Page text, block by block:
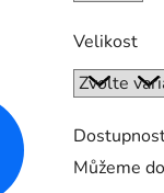
Velikost
Můžeme